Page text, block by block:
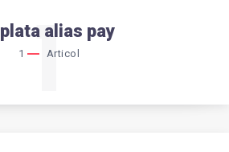
plata alias pay
1 Articol
1